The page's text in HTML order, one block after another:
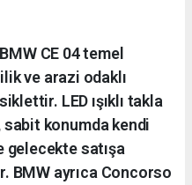
CE 04 temel
ve arazi odaklı
LED ışıklı takla
konumda kendi
gelecekte satışa
BMW ayrıca Concorso